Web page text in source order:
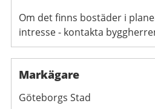
Om det finns bostäder i
intresse - kontakta
Markägare
Göteborgs Stad